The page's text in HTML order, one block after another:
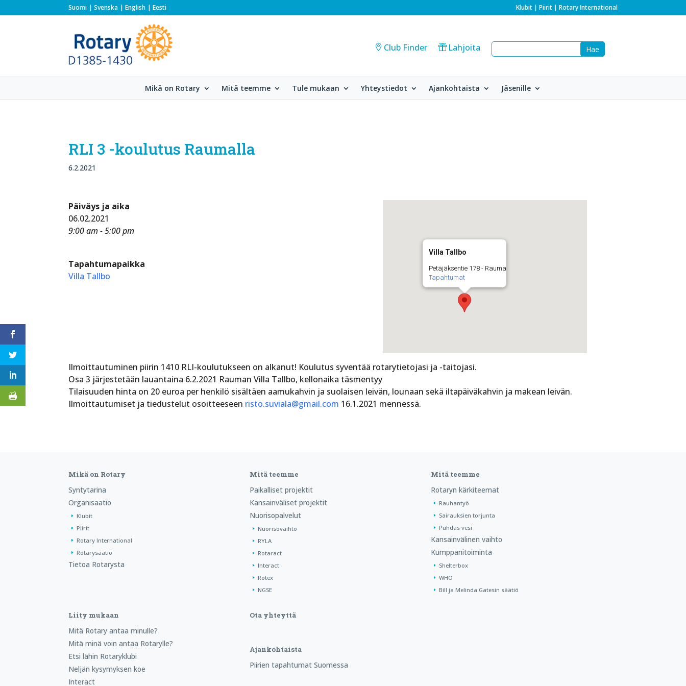
Suomi Svenska English Eesti Klubit| Piirit| Rotary International
Club Finder Lahjoita
Mikä on Rotary Mitä teemme Tule mukaan Yhteystiedot Ajankohtaista Jäsenille
RLI 3 -koulutus Raumalla
6.2.2021
Villa Tallbo
Petäjäksentie 178 - Rauma
Tapahtumat
Päiväys ja aika
06.02.2021
9:00 am - 5:00 pm
Tapahtumapaikka
Villa Tallbo
Ilmoittautuminen piirin 1410 RLI-koulutukseen on alkanut! Koulutus syventää rotarytietojasi ja -taitojasi.
Osa 3 järjestetään lauantaina 6.2.2021 Rauman Villa Tallbo, kellonaika täsmentyy
Tilaisuuden hinta on 20 euroa per henkilö sisältäen aamukahvin ja suolaisen leivän, lounaan sekä iltapäiväkahvin ja makean leivän.
Ilmoittautumiset ja tiedustelut osoitteeseen risto.suviala@gmail.com 16.1.2021 mennessä.
Mikä on Rotary
Syntytarina
Organisaatio
Klubit
Piirit
Rotary International
Rotarysäätiö
Tietoa Rotarysta
Mitä teemme
Paikalliset projektit
Kansainväliset projektit
Nuorisopalvelut
Nuorisovaihto
RYLA
Rotaract
Interact
Rotex
NGSE
Mitä teemme
Rotaryn kärkiteemat
Rauhantyö
Sairauksien torjunta
Puhdas vesi
Kansainvälinen vaihto
Kumppanitoiminta
Shelterbox
WHO
Bill ja Melinda Gatesin säätiö
Liity mukaan
Mitä Rotary antaa minulle?
Mitä minä voin antaa Rotarylle?
Etsi lähin Rotaryklubi
Neljän kysymyksen koe
Interact
Ota yhteyttä
Ajankohtaista
Piirien tapahtumat Suomessa